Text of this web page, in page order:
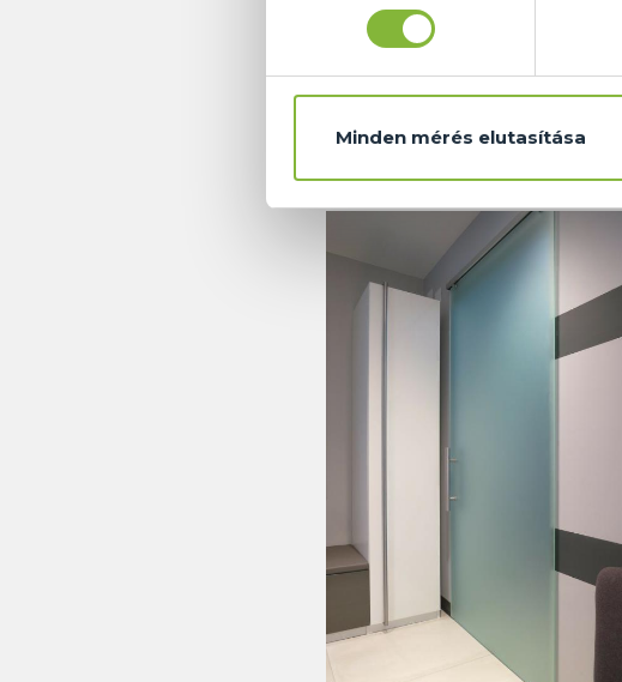
Minden mérés elutasítása
Ügyfeleink számára
kapcsolatban. Egyedi
Beltéri